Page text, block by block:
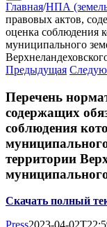
Главная/НПА
правовых актов,
оценка соблюдения
муниципального
Предыдущая
Перечень
содержащих
соблюдения
территории
Скачать полный